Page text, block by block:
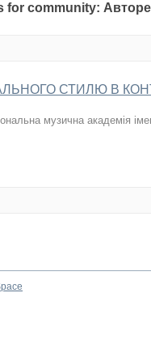
community:
СТИЛЮ В
музична академія